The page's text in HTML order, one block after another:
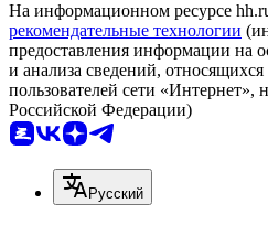
На информационном ресурсе
рекомендательные технологии
предоставления информации на
и анализа сведений,
пользователей сети «Интернет»,
Российской Федерации)
Русский